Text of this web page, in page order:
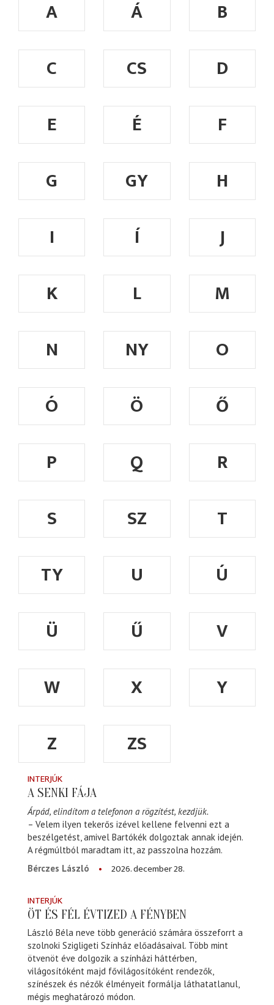
A Á
B
C
CS
D
E
É
F
G
GY
H
I
Í
J
K
L
M
N
NY
O
Ó
Ö
Ő
P
Q
R
S
SZ
T
TY
U
Ú
Ü
Ű
V
W
X
Y
Z
ZS
INTERJÚK
A SENKI FÁJA
Árpád, elindítom a telefonon a rögzítést, kezdjük.
– Velem ilyen tekerős izével kellene felvenni ezt a
beszélgetést, amivel Bartókék dolgoztak annak idején.
A régmúltból maradtam itt, az passzolna hozzám.
Bérczes László
2026. december 28.
INTERJÚK
ÖT ÉS FÉL ÉVTIZED A FÉNYBEN
László Béla neve több generáció számára összeforrt a
szolnoki Szigligeti Színház előadásaival. Több mint
ötvenöt éve dolgozik a színházi háttérben,
világosítóként majd fővilágosítóként rendezők,
színészek és nézők élményeit formálja láthatatlanul,
mégis meghatározó módon.